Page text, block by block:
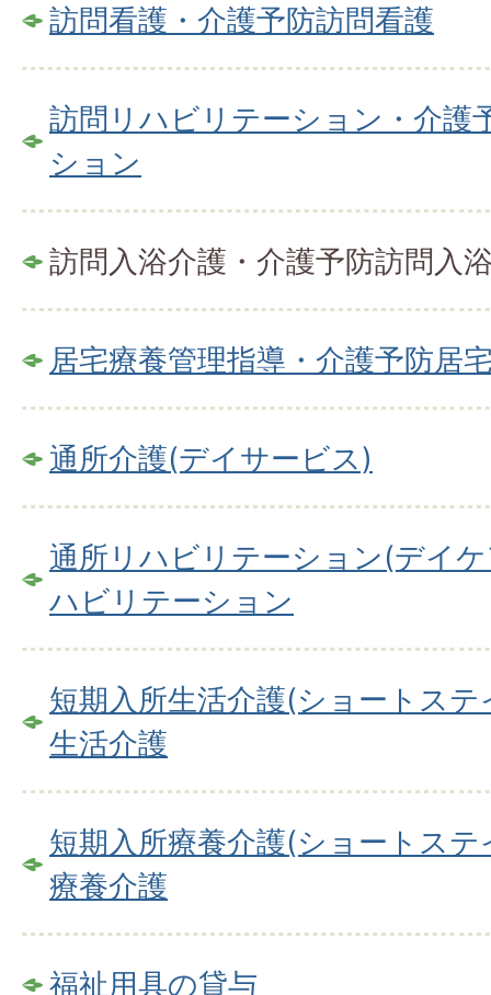
訪問看護・介護予防訪問看護
訪問リハビリテーション・介護
ション
訪問入浴介護・介護予防訪問入
居宅療養管理指導・介護予防居
通所介護(デイサービス)
通所リハビリテーション(デイ
ハビリテーション
短期入所生活介護(ショートス
生活介護
短期入所療養介護(ショートス
療養介護
福祉用具の貸与